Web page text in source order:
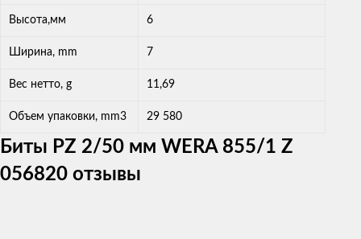
Высота,мм 6
Ширина, mm 7
Вес нетто, g 11,69
Объем упаковки, mm3 29 580
Биты PZ 2/50 мм WERA 855/1 Z
056820 отзывы